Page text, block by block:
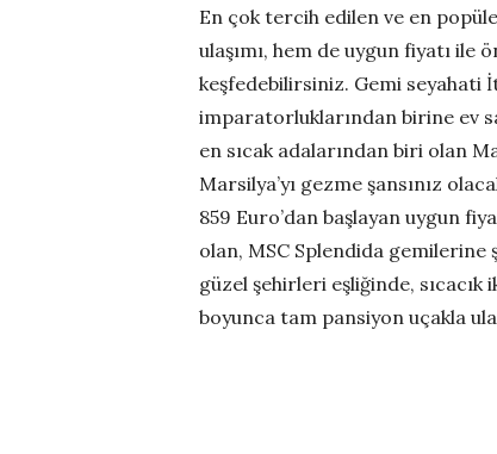
En çok tercih edilen ve en
ulaşımı, hem de uygun fiyatı ile
keşfedebilirsiniz. Gemi seyahati
imparatorluklarından birine ev
en sıcak adalarından biri olan
Marsilya’yı gezme şansınız
859 Euro’dan başlayan uygun
olan, MSC Splendida
güzel şehirleri eşliğinde,
boyunca tam pansiyon uçakla